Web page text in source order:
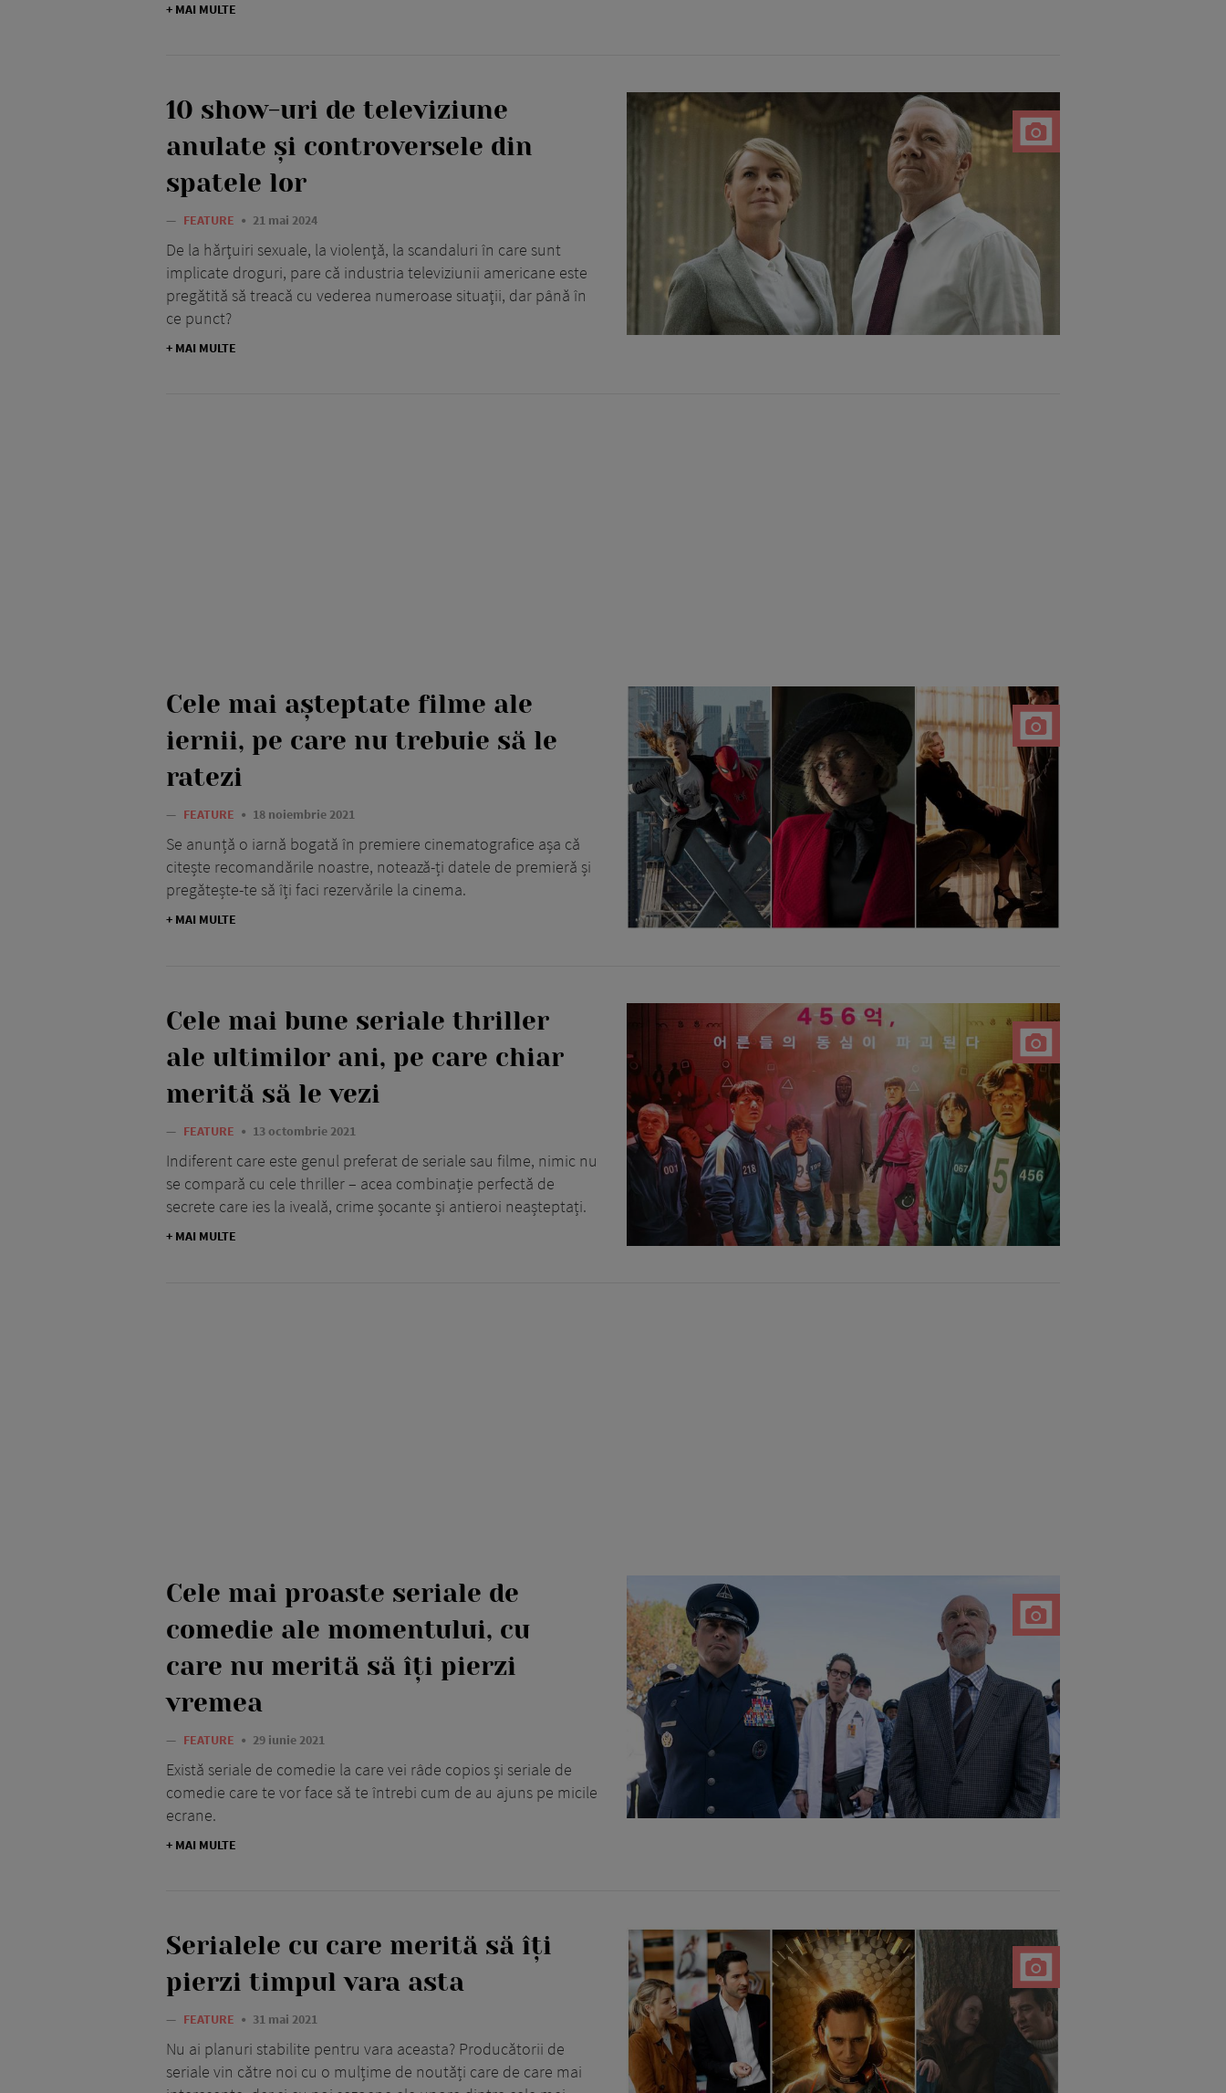
+ MAI MULTE
10 show-uri de televiziune
anulate şi controversele din
spatele lor
— FEATURE 21 mai 2024
De la hărţuiri sexuale, la violenţă, la scandaluri în care sunt
implicate droguri, pare că industria televiziunii americane este
pregătită să treacă cu vederea numeroase situaţii, dar până în
ce punct?
+ MAI MULTE
Cele mai așteptate filme ale
iernii, pe care nu trebuie să le
ratezi
— FEATURE 18 noiembrie 2021
Se anunță o iarnă bogată în premiere cinematografice așa că
citește recomandările noastre, notează-ți datele de premieră și
pregătește-te să îți faci rezervările la cinema.
+ MAI MULTE
Cele mai bune seriale thriller
ale ultimilor ani, pe care chiar
merită să le vezi
— FEATURE 13 octombrie 2021
Indiferent care este genul preferat de seriale sau filme, nimic nu
se compară cu cele thriller – acea combinație perfectă de
secrete care ies la iveală, crime șocante și antieroi neașteptați.
+ MAI MULTE
Cele mai proaste seriale de
comedie ale momentului, cu
care nu merită să îți pierzi
vremea
— FEATURE 29 iunie 2021
Există seriale de comedie la care vei râde copios și seriale de
comedie care te vor face să te întrebi cum de au ajuns pe micile
ecrane.
+ MAI MULTE
Serialele cu care merită să îți
pierzi timpul vara asta
— FEATURE 31 mai 2021
Nu ai planuri stabilite pentru vara aceasta? Producătorii de
seriale vin către noi cu o mulțime de noutăți care de care mai